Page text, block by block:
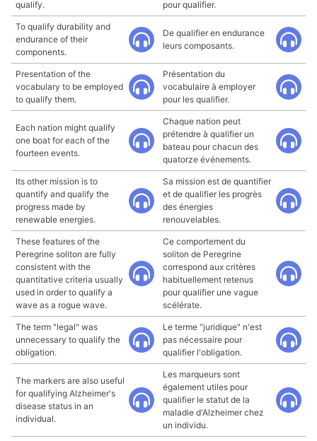
qualify. pour qualifier.
To qualify durability and
endurance of their
components.
De qualifier en endurance
leurs composants.
Presentation of the
vocabulary to be employed
to qualify them.
Présentation du
vocabulaire à employer
pour les qualifier.
Each nation might qualify
one boat for each of the
fourteen events.
Chaque nation peut
prétendre à qualifier un
bateau pour chacun des
quatorze événements.
Its other mission is to
quantify and qualify the
progress made by
renewable energies.
Sa mission est de quantifier
et de qualifier les progrès
des énergies
renouvelables.
These features of the
Peregrine soliton are fully
consistent with the
quantitative criteria usually
used in order to qualify a
wave as a rogue wave.
Ce comportement du
soliton de Peregrine
correspond aux critères
habituellement retenus
pour qualifier une vague
scélérate.
The term "legal" was
unnecessary to qualify the
obligation.
Le terme "juridique" n'est
pas nécessaire pour
qualifier l'obligation.
The markers are also useful
for qualifying Alzheimer's
disease status in an
individual.
Les marqueurs sont
également utiles pour
qualifier le statut de la
maladie d'Alzheimer chez
un individu.